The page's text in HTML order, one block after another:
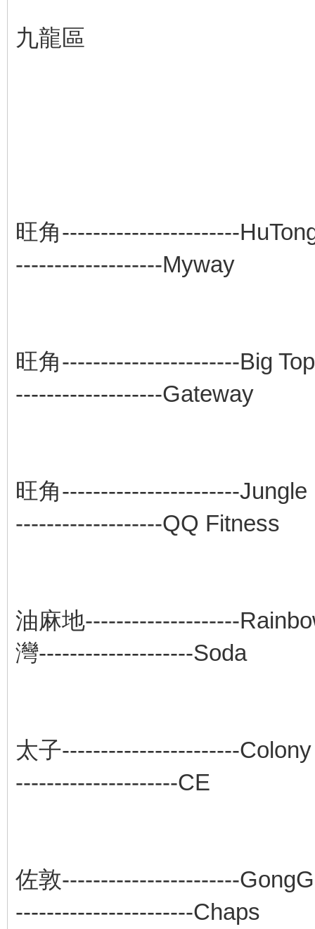
九龍
旺角
-------------------Myway
旺角
-------------------Gateway
旺角
-------------------QQ Fitness
油麻地
灣--------------------Soda
太子
---------------------CE
佐敦
-----------------------Chaps